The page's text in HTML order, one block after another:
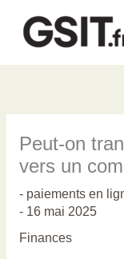
contenu
Peut-on
vers un
- paiements en
- 16 mai 2025
Finances